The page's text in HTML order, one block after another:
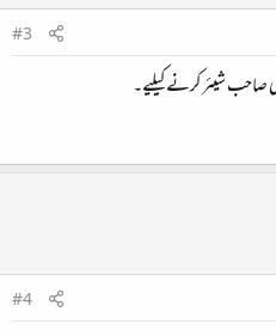
#3
شیئر کرنے کیلیے۔
#4